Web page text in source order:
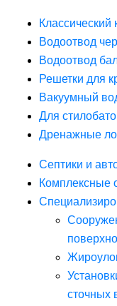
Водоотвод
Водоотвод
Решетки для
Вакуумный
Для
Дренажные
Септики и
Комплексные
сточных